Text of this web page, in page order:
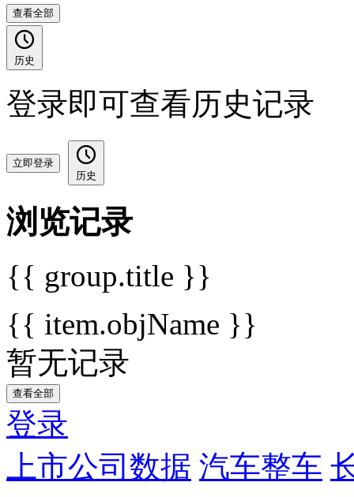
查看全部
历史
登录即可查看历史记录
立即登录
历史
浏览记录
{{ group.title }}
{{ item.objName }}
暂无记录
查看全部
登录
上市公司数据 汽车整车